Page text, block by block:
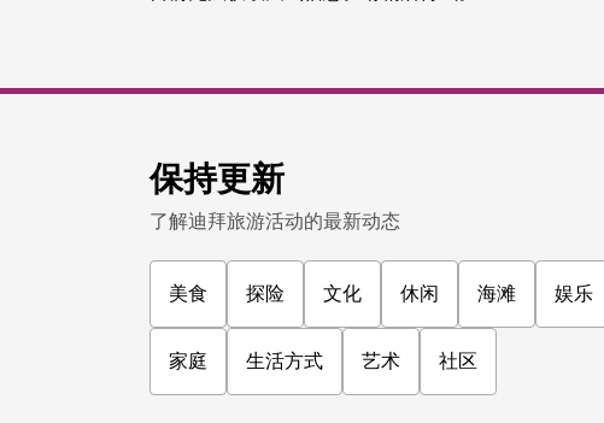
保持更新
了解迪拜旅游活动的最新动态
美食 探险 文化 休闲 海滩 娱乐
家庭 生活方式 艺术 社区